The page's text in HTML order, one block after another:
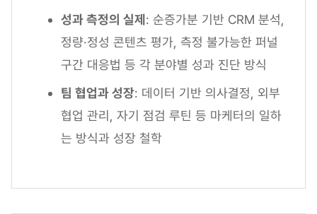
성과 측정의 실제 : 순증가분 기반 CRM 분석,
정량·정성 콘텐츠 평가, 측정 불가능한 퍼널
구간 대응법 등 각 분야별 성과 진단 방식
팀 협업과 성장: 데이터 기반 의사결정, 외부
협업 관리, 자기 점검 루틴 등 마케터의 일하
는 방식과 성장 철학